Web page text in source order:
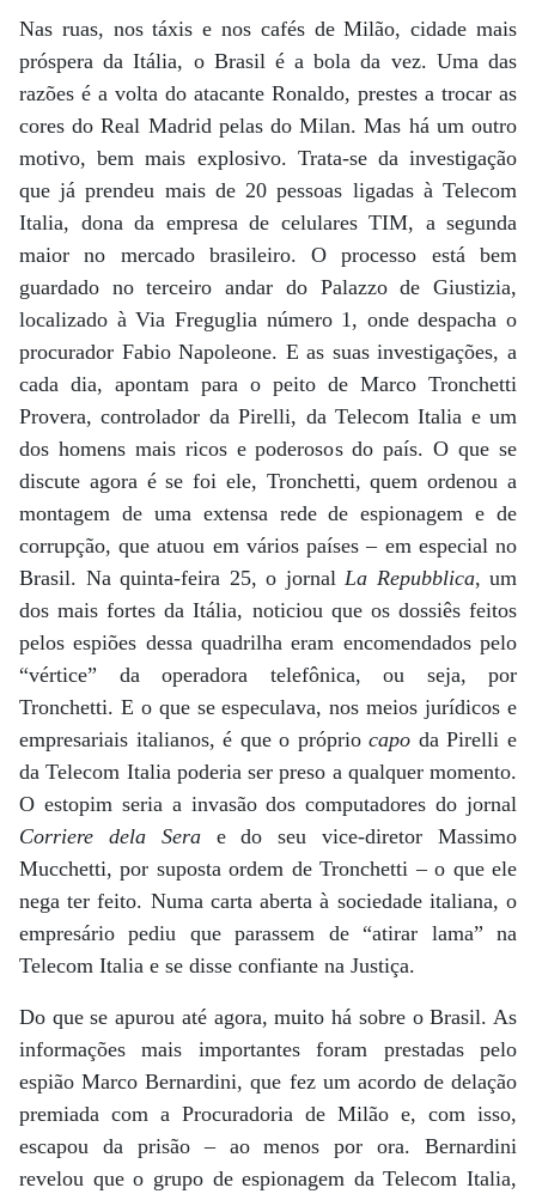
Nas ruas, nos táxis e nos cafés de Milão, cidade mais
próspera da Itália, o Brasil é a bola da vez. Uma das
razões é a volta do atacante Ronaldo, prestes a trocar as
cores do Real Madrid pelas do Milan. Mas há um outro
motivo, bem mais explosivo. Trata-se da investigação
que já prendeu mais de 20 pessoas ligadas à Telecom
Italia, dona da empresa de celulares TIM, a segunda
maior no mercado brasileiro. O processo está bem
guardado no terceiro andar do Palazzo de Giustizia,
localizado à Via Freguglia número 1, onde despacha o
procurador Fabio Napoleone. E as suas investigações, a
cada dia, apontam para o peito de Marco Tronchetti
Provera, controlador da Pirelli, da Telecom Italia e um
dos homens mais ricos e poderosos do país. O que se
discute agora é se foi ele, Tronchetti, quem ordenou a
montagem de uma extensa rede de espionagem e de
corrupção, que atuou em vários países – em especial no
Brasil. Na quinta-feira 25, o jornal La Repubblica, um
dos mais fortes da Itália, noticiou que os dossiês feitos
pelos espiões dessa quadrilha eram encomendados pelo
“vértice” da operadora telefônica, ou seja, por
Tronchetti. E o que se especulava, nos meios jurídicos e
empresariais italianos, é que o própriocapo da Pirelli e
da Telecom Italia poderia ser preso a qualquer momento.
O estopim seria a invasão dos computadores do jornal
Corriere dela Serae do seu vice-diretor Massimo
Mucchetti, por suposta ordem de Tronchetti – o que ele
nega ter feito. Numa carta aberta à sociedade italiana, o
empresário pediu que parassem de “atirar lama” na
Telecom Italia e se disse confiante na Justiça.
Do que se apurou até agora, muito há sobre o Brasil. As
informações mais importantes foram prestadas pelo
espião Marco Bernardini, que fez um acordo de delação
premiada com a Procuradoria de Milão e, com isso,
escapou da prisão – ao menos por ora. Bernardini
revelou que o grupo de espionagem da Telecom Italia,